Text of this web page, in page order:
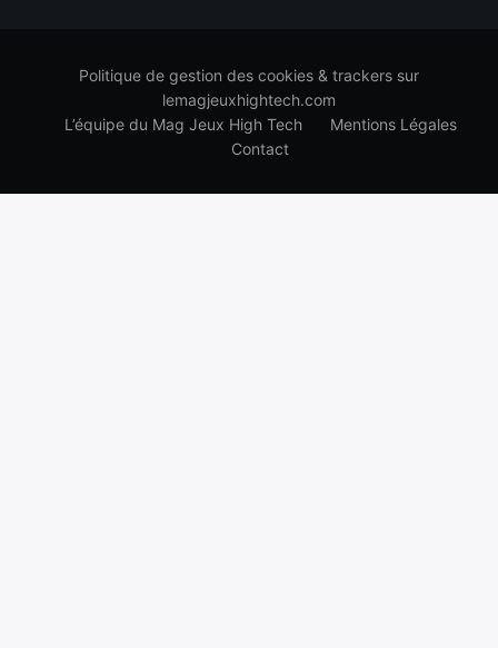
Politique de gestion des cookies & trackers sur
lemagjeuxhightech.com
L’équipe du Mag Jeux High Tech
Mentions Légales
Contact